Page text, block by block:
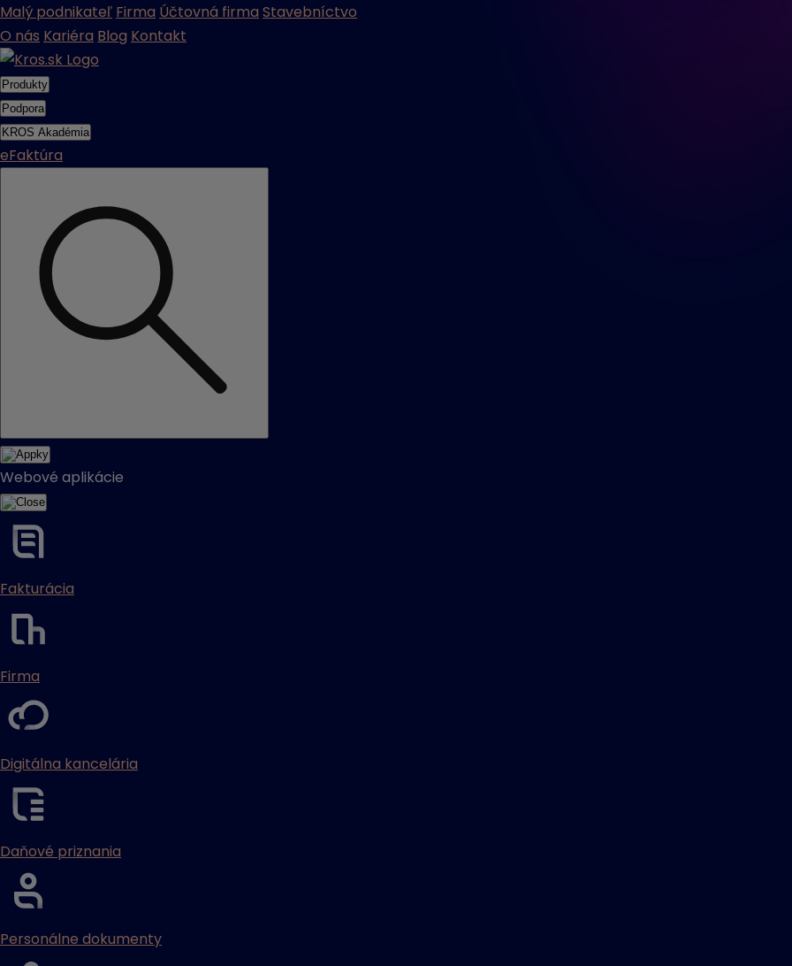
Malý podnikateľ Firma Účtovná firma Stavebníctvo
O nás Kariéra Blog Kontakt
Produkty
Podpora
KROS Akadémia
eFaktúra
Webové aplikácie
Fakturácia
Firma
Digitálna kancelária
Daňové priznania
Personálne dokumenty